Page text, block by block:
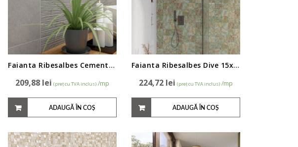
Faianta Ribesalbes Cemento Mate 25x50cm
209,88 lei (preț cu TVA inclus) /mp
ADAUGĂ ÎN COȘ
Faianta Ribesalbes Dive 15x15cm
224,72 lei (preț cu TVA inclus) /mp
ADAUGĂ ÎN COȘ